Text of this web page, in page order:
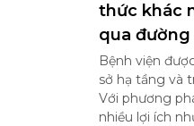
thức khác
qua
Bệnh viện
sở hạ tầng và
Với phương
nhiều lợi ích